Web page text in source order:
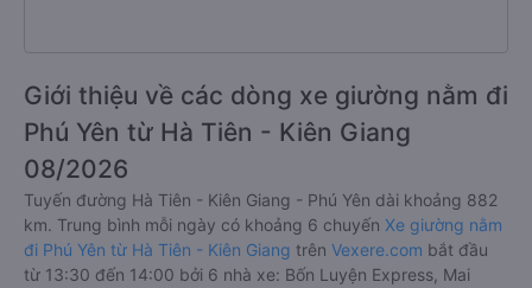
Giới thiệu về các dòng xe giường nằm đi
Phú Yên từ Hà Tiên - Kiên Giang
08/2026
Tuyến đường Hà Tiên - Kiên Giang - Phú Yên dài khoảng 882
km. Trung bình mỗi ngày có khoảng 6 chuyến Xe giường nằm
đi Phú Yên từ Hà Tiên - Kiên Giang trên Vexere.com bắt đầu
từ 13:30 đến 14:00 bởi 6 nhà xe: Bốn Luyện Express, Mai